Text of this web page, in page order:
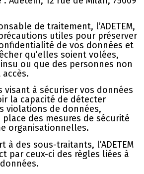
de traitement, l’ADETEM,
utiles pour préserver
de vos données et
qu’elles soient volées,
ou que des personnes non
visant à sécuriser vos données
la capacité de détecter
violations de données,
place des mesures de sécurité
organisationnelles.
à des sous-traitants, l’ADETEM
par ceux-ci des règles liées à